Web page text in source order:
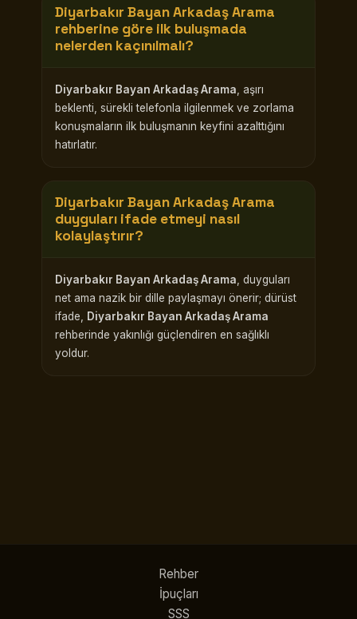
Diyarbakır Bayan Arkadaş Arama
rehberine göre ilk buluşmada
nelerden kaçınılmalı?
Diyarbakır Bayan Arkadaş Arama , aşırı
beklenti, sürekli telefonla ilgilenmek ve zorlama
konuşmaların ilk buluşmanın keyfini azalttığını
hatırlatır.
Diyarbakır Bayan Arkadaş Arama
duyguları ifade etmeyi nasıl
kolaylaştırır?
Diyarbakır Bayan Arkadaş Arama , duyguları
net ama nazik bir dille paylaşmayı önerir; dürüst
ifade,
Diyarbakır Bayan Arkadaş Arama
rehberinde yakınlığı güçlendiren en sağlıklı
yoldur.
Rehber
İpuçları
SSS